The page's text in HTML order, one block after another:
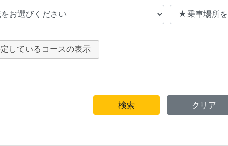
しているコースの表示
検索 クリア